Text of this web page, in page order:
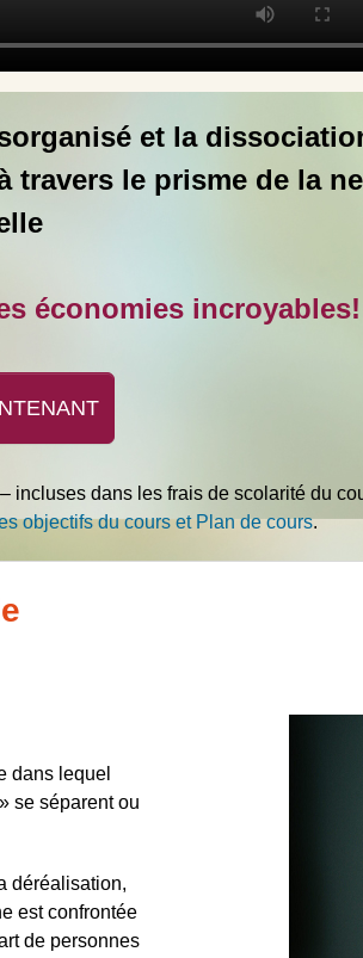
et la
travers le prisme de la
économies incroyables!
– incluses dans les frais de scolarité du
objectifs du cours et Plan de cours.
dans lequel
se séparent ou
déréalisation,
est confrontée
de personnes